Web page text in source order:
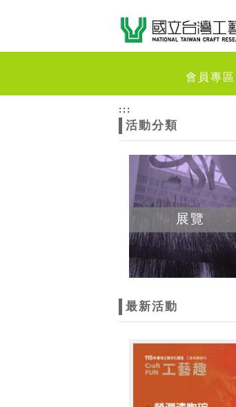
會員專區
:::
活動分類
展覽
最新活動